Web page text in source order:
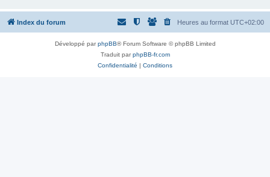
Index du forum Heures au format UTC+02:00
Développé parphpBB® Forum Software © phpBB Limited
Traduit parphpBB-fr.com
Confidentialité | Conditions